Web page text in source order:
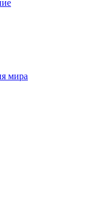
мира